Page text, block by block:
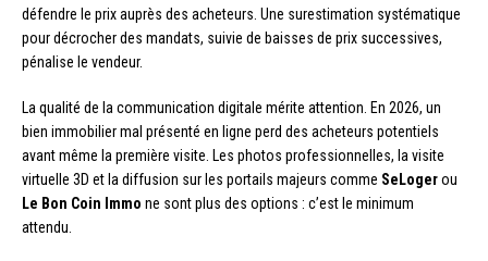
défendre le prix auprès des acheteurs. Une surestimation systématique
pour décrocher des mandats, suivie de baisses de prix successives,
pénalise le vendeur.
La qualité de la communication digitale mérite attention. En 2026, un
bien immobilier mal présenté en ligne perd des acheteurs potentiels
avant même la première visite. Les photos professionnelles, la visite
virtuelle 3D et la diffusion sur les portails majeurs comme SeLogerou
Le Bon Coin Immo ne sont plus des options : c’est le minimum
attendu.